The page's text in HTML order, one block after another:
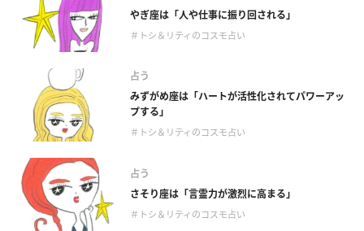
やぎ座は「人や仕事に振り回される」
＃トシ＆リティのコスモ占い
占う
みずがめ座は「ハートが活性化されてパワーアッ
プする」
＃トシ＆リティのコスモ占い
占う
さそり座は「言霊力が激烈に高まる」
＃トシ＆リティのコスモ占い